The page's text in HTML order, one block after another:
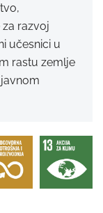
razvoj
učesnici u
rastu zemlje